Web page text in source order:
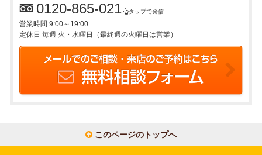
0120-865-021 タップで発信
営業時間 9:00～19:00
定休日 毎週 火・水曜日（最終週の火曜日は営業）
このページのトップへ